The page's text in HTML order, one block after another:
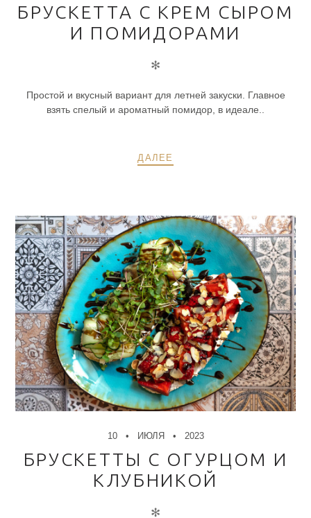
БРУСКЕТТА С КРЕМ СЫРОМ
И ПОМИДОРАМИ
✻
Простой и вкусный вариант для летней закуски. Главное
взять спелый и ароматный помидор, в идеале..
ДАЛЕЕ
10 ИЮЛЯ 2023
БРУСКЕТТЫ С ОГУРЦОМ И
КЛУБНИКОЙ
✻